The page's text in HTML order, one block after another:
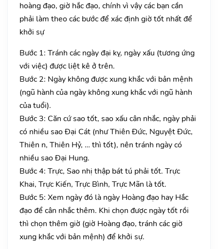
hoàng đạo, giờ hắc đạo, chính vì vậy các bạn cần
phải làm theo các bước để xác định giờ tốt nhất để
khởi sự
Bước 1: Tránh các ngày đại kỵ, ngày xấu (tương ứng
với việc) được liệt kê ở trên.
Bước 2: Ngày không được xung khắc với bản mệnh
(ngũ hành của ngày không xung khắc với ngũ hành
của tuổi).
Bước 3: Căn cứ sao tốt, sao xấu cân nhắc, ngày phải
có nhiều sao Đại Cát (như Thiên Đức, Nguyệt Đức,
Thiên n, Thiên Hỷ, … thì tốt), nên tránh ngày có
nhiều sao Đại Hung.
Bước 4: Trực, Sao nhị thập bát tú phải tốt. Trực
Khai, Trực Kiến, Trực Bình, Trực Mãn là tốt.
Bước 5: Xem ngày đó là ngày Hoàng đạo hay Hắc
đạo để cân nhắc thêm. Khi chọn được ngày tốt rồi
thì chọn thêm giờ (giờ Hoàng đạo, tránh các giờ
xung khắc với bản mệnh) để khởi sự.